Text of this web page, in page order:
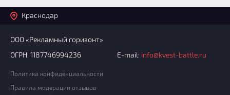
Краснодар
ООО «Рекламный горизонт»
ОГРН: 1187746994236
E-mail: info@kvest-battle.ru
Политика конфиденциальности
Правила модерации отзывов